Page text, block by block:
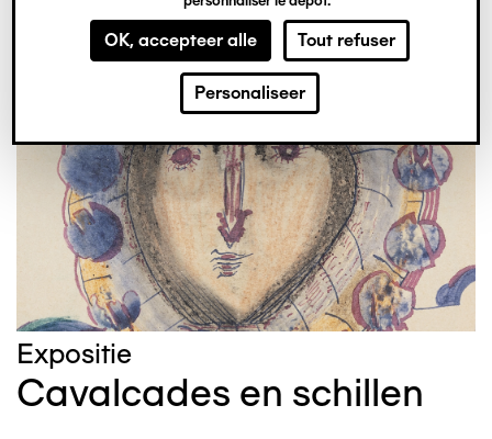
OK, accepteer alle Tout refuser
Personaliseer
Expositie
Cavalcades en schillen